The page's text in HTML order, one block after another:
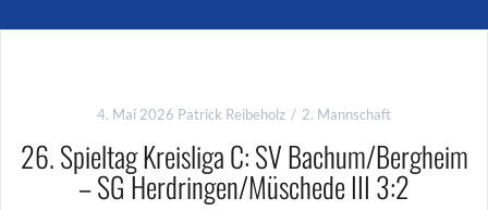
4. Mai 2026 Patrick Reibeholz 2. Mannschaft
26. Spieltag Kreisliga C: SV Bachum/Bergheim
– SG Herdringen/Müschede III 3:2